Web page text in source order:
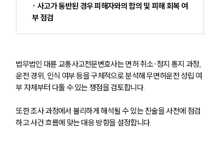
· 사고가 동반된 경우 피해자와의 합의 및 피해 회복 여
부 점검
법무법인 대륜 교통사고전문변호사는 면허 취소·정지 통지 과정,
운전 경위, 인식 여부 등을 구체적으로 분석해 무면허운전 성립 여
부 자체부터 다툴 수 있는 쟁점을 검토합니다.
또한 조사 과정에서 불리하게 해석될 수 있는 진술을 사전에 점검
하고 사건 흐름에 맞는 대응 방향을 설정합니다.